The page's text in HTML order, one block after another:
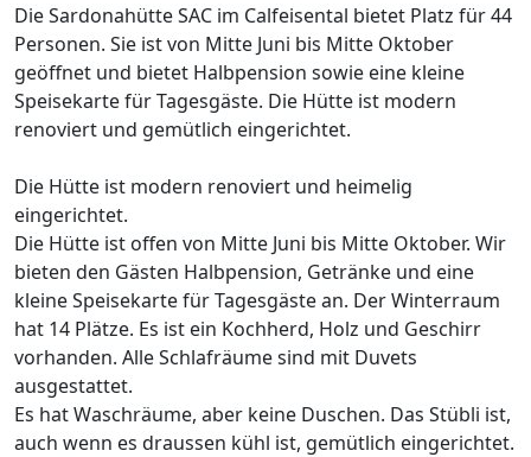
Die Sardonahütte SAC im Calfeisental bietet Platz für 44
Personen. Sie ist von Mitte Juni bis Mitte Oktober
geöffnet und bietet Halbpension sowie eine kleine
Speisekarte für Tagesgäste. Die Hütte ist modern
renoviert und gemütlich eingerichtet.
Die Hütte ist modern renoviert und heimelig
eingerichtet.
Die Hütte ist offen von Mitte Juni bis Mitte Oktober. Wir
bieten den Gästen Halbpension, Getränke und eine
kleine Speisekarte für Tagesgäste an. Der Winterraum
hat 14 Plätze. Es ist ein Kochherd, Holz und Geschirr
vorhanden. Alle Schlafräume sind mit Duvets
ausgestattet.
Es hat Waschräume, aber keine Duschen. Das Stübli ist,
auch wenn es draussen kühl ist, gemütlich eingerichtet.